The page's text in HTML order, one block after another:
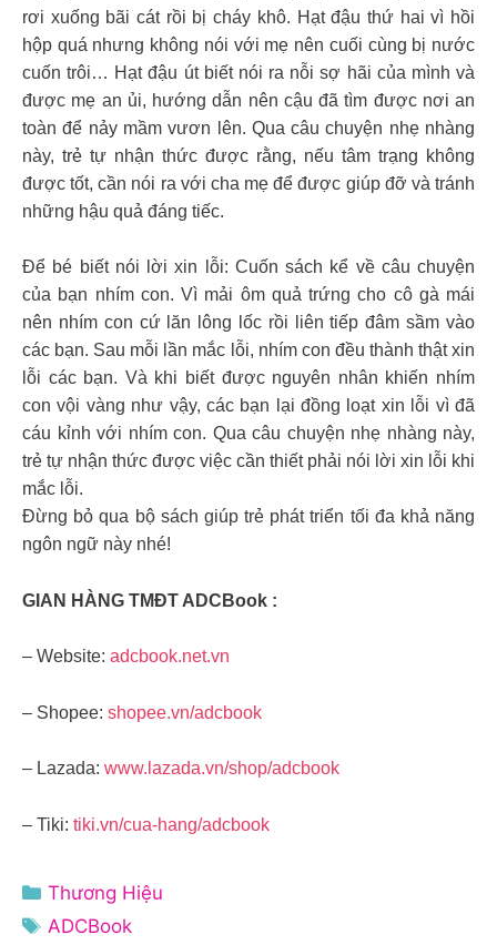
rơi xuống bãi cát rồi bị cháy khô. Hạt đậu thứ hai vì hồi
hộp quá nhưng không nói với mẹ nên cuối cùng bị nước
cuốn trôi… Hạt đậu út biết nói ra nỗi sợ hãi của mình và
được mẹ an ủi, hướng dẫn nên cậu đã tìm được nơi an
toàn để nảy mầm vươn lên. Qua câu chuyện nhẹ nhàng
này, trẻ tự nhận thức được rằng, nếu tâm trạng không
được tốt, cần nói ra với cha mẹ để được giúp đỡ và tránh
những hậu quả đáng tiếc.
Để bé biết nói lời xin lỗi: Cuốn sách kể về câu chuyện
của bạn nhím con. Vì mải ôm quả trứng cho cô gà mái
nên nhím con cứ lăn lông lốc rồi liên tiếp đâm sầm vào
các bạn. Sau mỗi lần mắc lỗi, nhím con đều thành thật xin
lỗi các bạn. Và khi biết được nguyên nhân khiến nhím
con vội vàng như vậy, các bạn lại đồng loạt xin lỗi vì đã
cáu kỉnh với nhím con. Qua câu chuyện nhẹ nhàng này,
trẻ tự nhận thức được việc cần thiết phải nói lời xin lỗi khi
mắc lỗi.
Đừng bỏ qua bộ sách giúp trẻ phát triển tối đa khả năng
ngôn ngữ này nhé!
GIAN HÀNG TMĐT ADCBook :
– Website: adcbook.net.vn
– Shopee: shopee.vn/adcbook
– Lazada: www.lazada.vn/shop/adcbook
– Tiki: tiki.vn/cua-hang/adcbook
Danh
mục
Thương Hiệu
Thẻ
ADCBook